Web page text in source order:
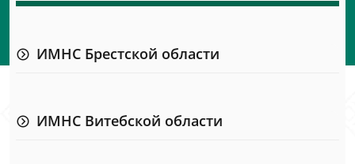
ИМНС Брестской области
ИМНС Витебской области